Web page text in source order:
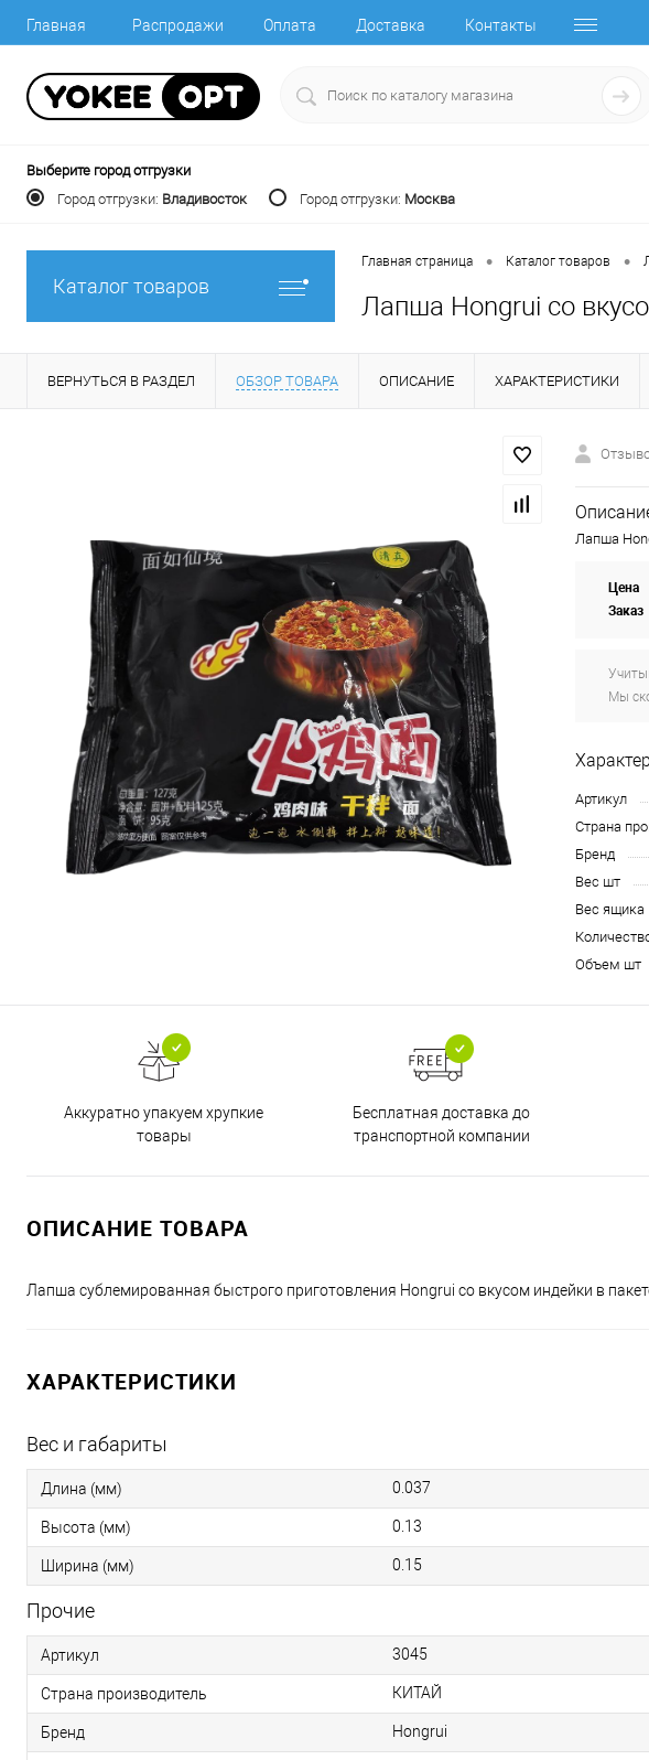
Главная Распродажи Оплата Доставка Контакты
Выберите город отгрузки
Город отгрузки: Владивосток Город отгрузки: Москва
Каталог товаров
Главная страница • Каталог товаров •
Лапша Hongrui со
ВЕРНУТЬСЯ В РАЗДЕЛ ОБЗОР ТОВАРА ОПИСАНИЕ ХАРАКТЕРИСТИКИ
Лапша
Цена
Заказ
Мы
Артикул
Страна
Бренд
Вес шт
Вес ящика
Объем шт
Аккуратно упакуем хрупкие
товары
Бесплатная доставка до
транспортной компании
ОПИСАНИЕ ТОВАРА
Лапша сублемированная быстрого приготовления Hongrui со вкусом индейки в
ХАРАКТЕРИСТИКИ
Вес и габариты
Длина (мм) 0.037
Высота (мм) 0.13
Ширина (мм) 0.15
Прочие
Артикул 3045
Страна производитель КИТАЙ
Бренд Hongrui